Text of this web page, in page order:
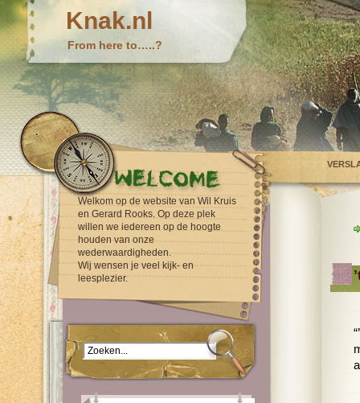
Knak.nl
From here to…..?
Welkom op de website van Wil Kruis
en Gerard Rooks. Op deze plek
willen we iedereen op de hoogte
houden van onze
wederwaardigheden.
Wij wensen je veel kijk- en
leesplezier.